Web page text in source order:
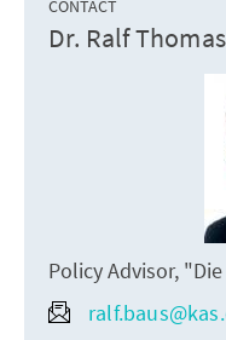
CONTACT
Dr. Ralf
Policy Advisor,